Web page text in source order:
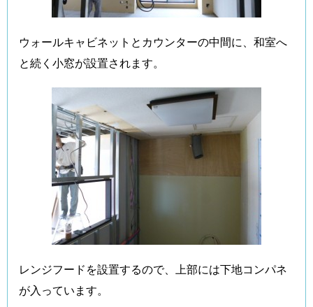
ウォールキャビネットとカウンターの中間に、和室へ
と続く小窓が設置されます。
レンジフードを設置するので、上部には下地コンパネ
が入っています。